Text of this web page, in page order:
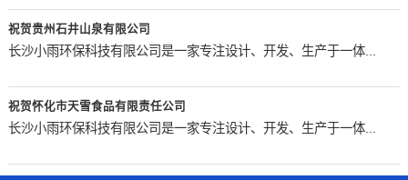
祝贺贵州石井山泉有限公司
长沙小雨环保科技有限公司是一家专注设计、开发、生产于一体...
祝贺怀化市天雪食品有限责任公司
长沙小雨环保科技有限公司是一家专注设计、开发、生产于一体...